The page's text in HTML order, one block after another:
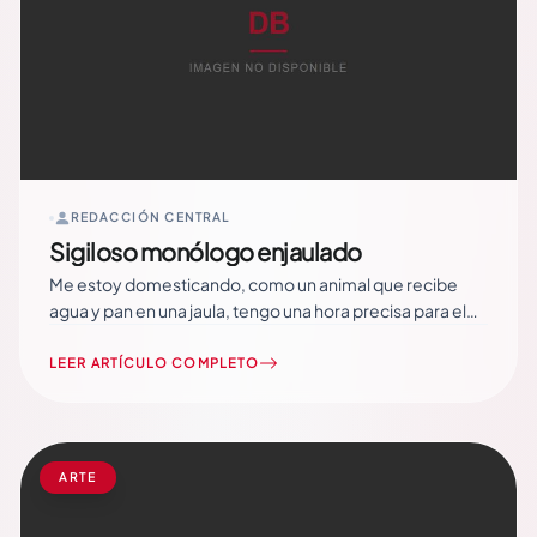
REDACCIÓN CENTRAL
Sigiloso monólogo enjaulado
Me estoy domesticando, como un animal que recibe
agua y pan en una jaula, tengo una hora precisa para el
aburrido e insípido pero soy un escupitajo de enjaulado,
LEER ARTÍCULO COMPLETO
ARTE